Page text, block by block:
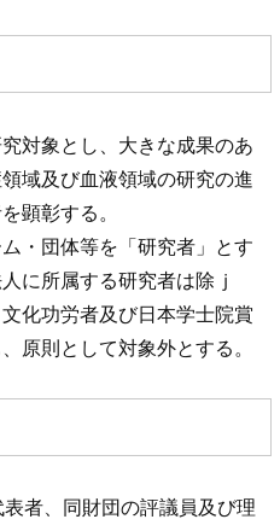
対象とし、大きな成果のあ
域及び血液領域の研究の進
顕彰する。
・団体等を「研究者」とす
に所属する研究者は除ｊ
化功労者及び日本学士院賞
原則として対象外とする。
者、同財団の評議員及び理